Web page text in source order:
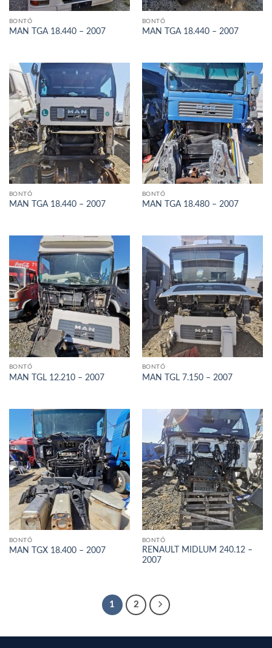
BONTÓ
MAN TGA 18.440 – 2007
BONTÓ
MAN TGA 18.440 – 2007
BONTÓ
MAN TGA 18.440 – 2007
BONTÓ
MAN TGA 18.480 – 2007
BONTÓ
MAN TGL 12.210 – 2007
BONTÓ
MAN TGL 7.150 – 2007
BONTÓ
MAN TGX 18.400 – 2007
BONTÓ
RENAULT MIDLUM 240.12 –
2007
1 2